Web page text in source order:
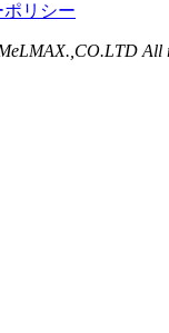
リシー
All